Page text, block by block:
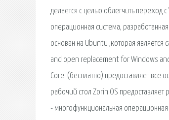
делается с целью облегчить переход
операционная система,
основан на Ubuntu ,которая
and open replacement for Windows
Core. (бесплатно) предоставляет
рабочий стол Zorin OS предоставляет
- многофункциональная